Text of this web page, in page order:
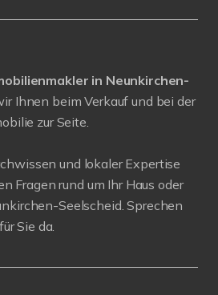
in Neunkirchen-
Ihnen beim Verkauf und bei der
zur Seite.
und lokaler Expertise
Fragen rund um Ihr Haus oder
Seelscheid. Sprechen
Sie da.